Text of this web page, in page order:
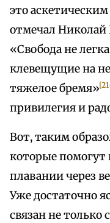
это аскетическим
отмечал Николай
«Свобода не
клевещущие на
тяжелое бремя»
привилегия и
Вот, таким
которые
плавании через
Уже достаточно
связан не